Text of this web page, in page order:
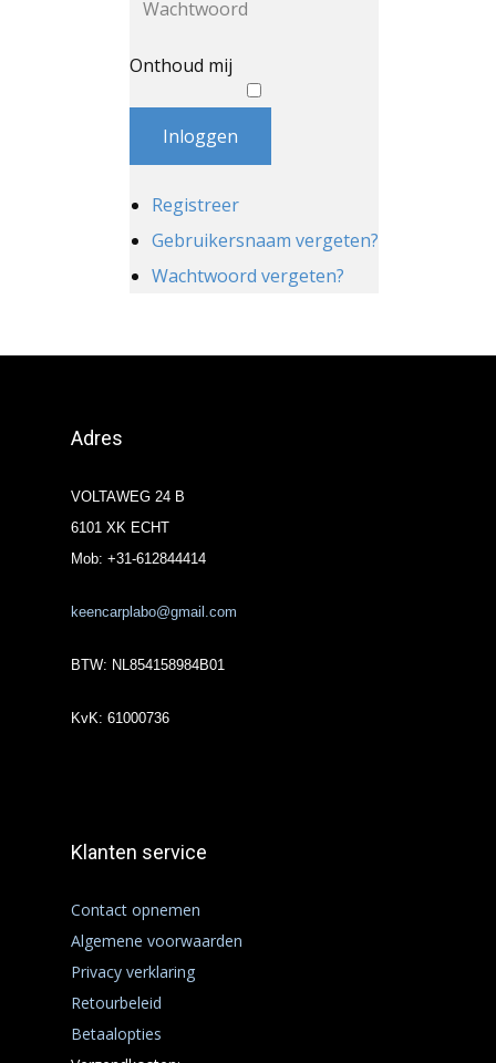
Onthoud mij
Inloggen
Registreer
Gebruikersnaam vergeten?
Wachtwoord vergeten?
Adres
VOLTAWEG 24 B
6101 XK ECHT
Mob: +31-612844414
keencarplabo@gmail.com
BTW: NL854158984B01
KvK: 61000736
Klanten service
Contact opnemen
Algemene voorwaarden
Privacy verklaring
Retourbeleid
Betaalopties